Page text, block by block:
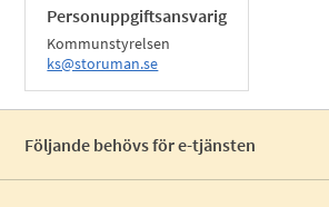
Personuppgiftsansvarig
Kommunstyrelsen
ks@storuman.se
Följande behövs för e-tjänsten